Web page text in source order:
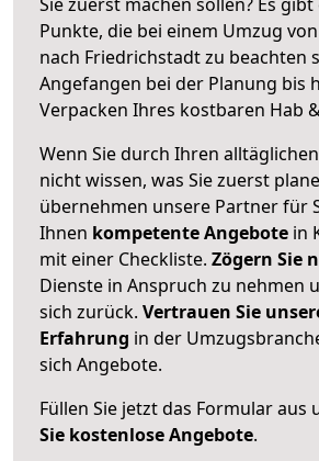
Punkte, die bei einem Umzug
nach Friedrichstadt zu beachten
Angefangen bei der Planung bis
Verpacken Ihres kostbaren Hab
Wenn Sie durch Ihren
nicht wissen, was Sie zuerst
übernehmen unsere Partner für
Ihnen kompetente Angebote in
mit einer Checkliste. Zögern Sie
Dienste in Anspruch zu nehmen
sich zurück. Vertrauen Sie
Erfahrung in der
sich Angebote.
Füllen Sie jetzt das Formular aus
Sie kostenlose Angebote.